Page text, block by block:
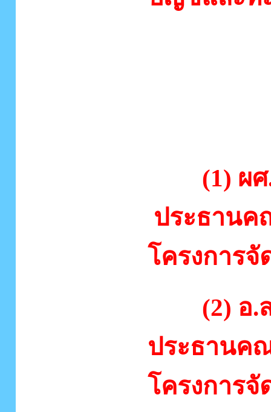
(1) ผ
ประธานค
โครงการจั
(2) อ.ส
ประธานค
โครงการจั